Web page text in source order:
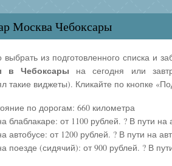
Москва Чебоксары
из подготовленного списка и
в Чебоксары на сегодня или
такие виджеты). Кликайте по кнопке
по дорогам: 660 километра
блаблакаре: от 1100 рублей. ? В пути на
автобусе: от 1200 рублей. ? В пути на
поезде (сидячий): от 900 рублей. ? В